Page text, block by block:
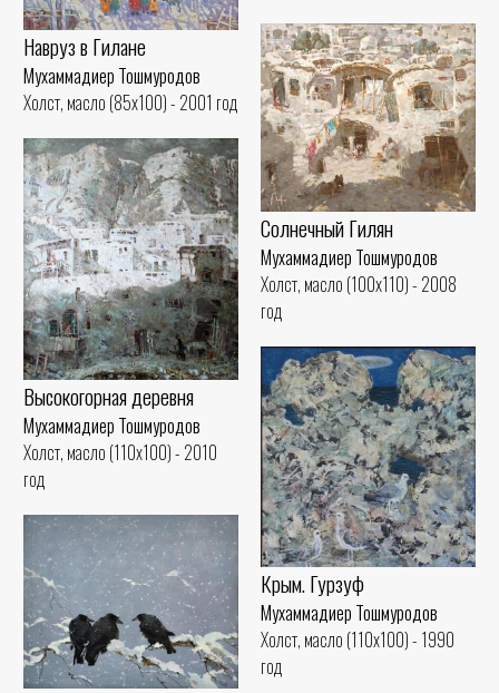
Навруз в Гилане
Мухаммадиер Тошмуродов
Холст, масло (85x100) - 2001 год
Солнечный Гилян
Мухаммадиер Тошмуродов
Холст, масло (100x110) - 2008
год
Высокогорная деревня
Мухаммадиер Тошмуродов
Холст, масло (110x100) - 2010
год
Крым. Гурзуф
Мухаммадиер Тошмуродов
Холст, масло (110x100) - 1990
год